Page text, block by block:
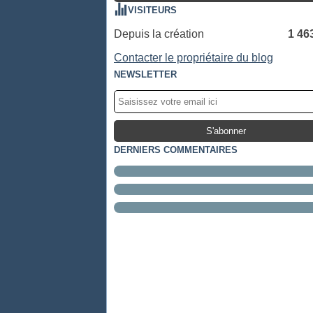
VISITEURS
Depuis la création
1
Contacter le propriétaire du blog
NEWSLETTER
DERNIERS COMMENTAIRES